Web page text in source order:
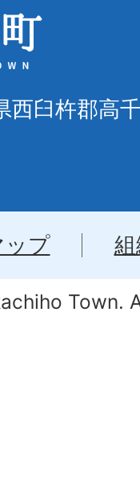
臼杵郡高
ップ
Town.